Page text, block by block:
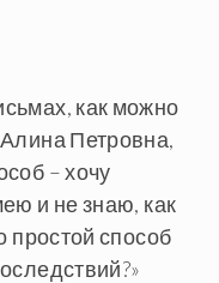
как можно
Петровна,
– хочу
и не знаю, как
простой способ